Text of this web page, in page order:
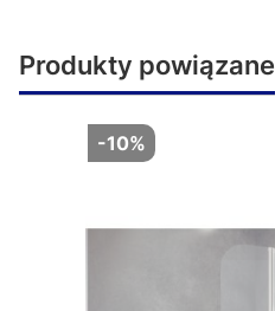
Produkty powiązane
-10%